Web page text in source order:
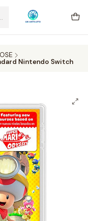
Envío GRATIS mismo
desde CLP 39.900.
14 hrs.
Nintendo Switch